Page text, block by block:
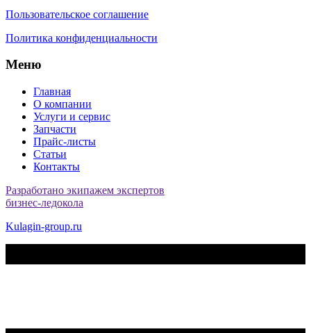
Пользовательское соглашение
Политика конфиденциальности
Меню
Главная
О компании
Услуги и сервис
Запчасти
Прайс-листы
Статьи
Контакты
Разработано экипажем экспертов
бизнес-ледокола
Kulagin-group.ru